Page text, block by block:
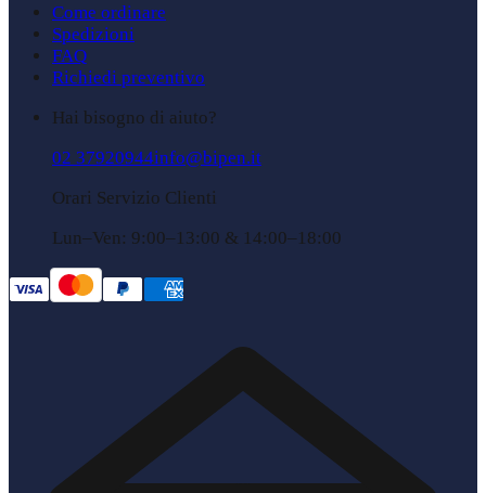
Come ordinare
Spedizioni
FAQ
Richiedi preventivo
Hai bisogno di aiuto?
02 37920944info@bipen.it
Orari Servizio Clienti
Lun–Ven: 9:00–13:00 & 14:00–18:00